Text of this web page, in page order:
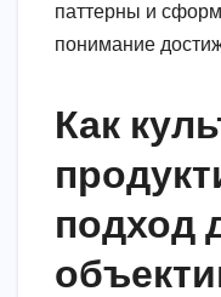
паттерны и
понимание
Как
подход